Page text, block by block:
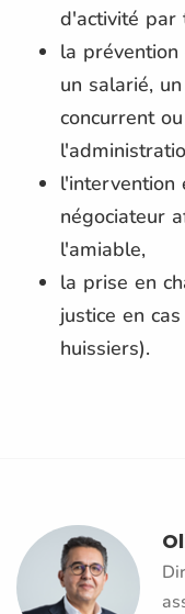
d'activité par
la
un salarié,
concurrent
l'intervention
négociateur
l'amiable,
la prise en
justice en
huissiers).